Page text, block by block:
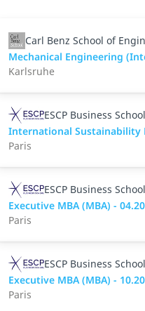
Carl Benz School of
Mechanical Engineering
Karlsruhe
ESCP Business School
International Sustainability
Paris
ESCP Business School
Executive MBA (MBA) -
Paris
ESCP Business School
Executive MBA (MBA) -
Paris